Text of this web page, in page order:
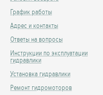
График работы
Адрес и контакты
Ответы на вопросы
Инструкции по эксплуатации
гидравлики
Установка гидравлики
Ремонт гидромоторов